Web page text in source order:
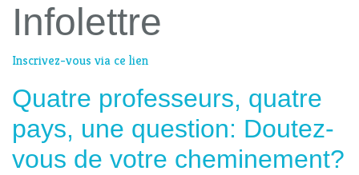
Infolettre
Inscrivez-vous via ce lien
Quatre professeurs, quatre
pays, une question: Doutez-
vous de votre cheminement?